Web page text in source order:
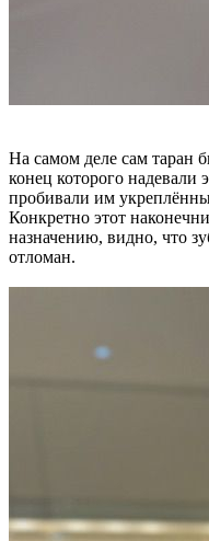
На самом деле сам таран
конец которого надевали
пробивали им
Конкретно этот
назначению, видно, что
отломан.